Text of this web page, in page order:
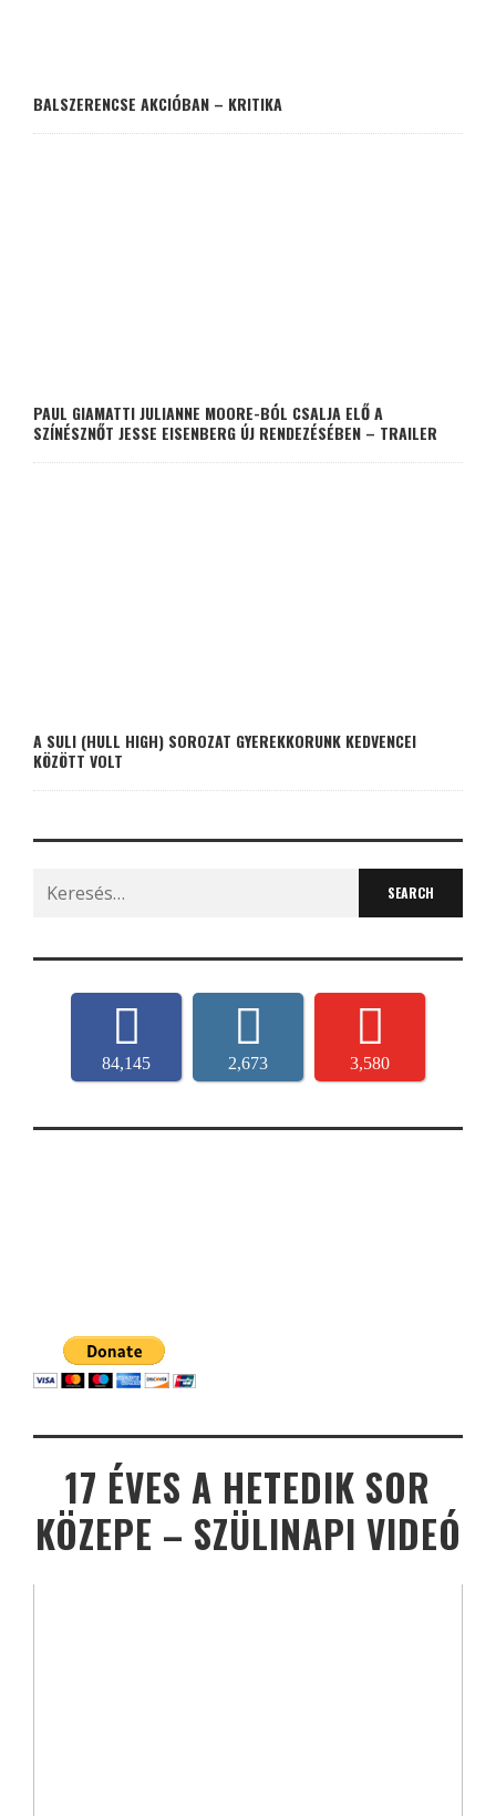
BALSZERENCSE AKCIÓBAN – KRITIKA
PAUL GIAMATTI JULIANNE MOORE-BÓL CSALJA ELŐ A
SZÍNÉSZNŐT JESSE EISENBERG ÚJ RENDEZÉSÉBEN – TRAILER
A SULI (HULL HIGH) SOROZAT GYEREKKORUNK KEDVENCEI
KÖZÖTT VOLT
Search
for:
84,145 2,673 3,580
17 ÉVES A HETEDIK SOR
KÖZEPE – SZÜLINAPI VIDEÓ